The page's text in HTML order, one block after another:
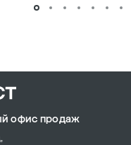
офис продаж